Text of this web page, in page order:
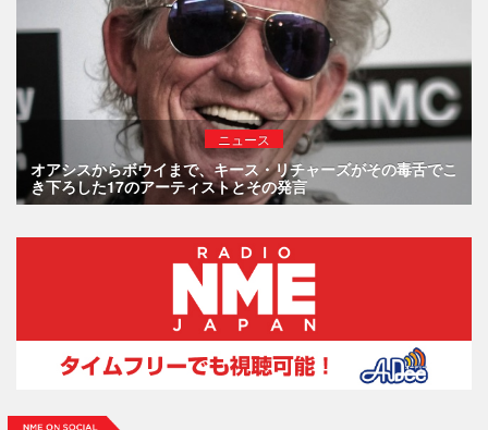
ニュース
オアシスからボウイまで、キース・リチャーズがその毒舌でこ
き下ろした17のアーティストとその発言